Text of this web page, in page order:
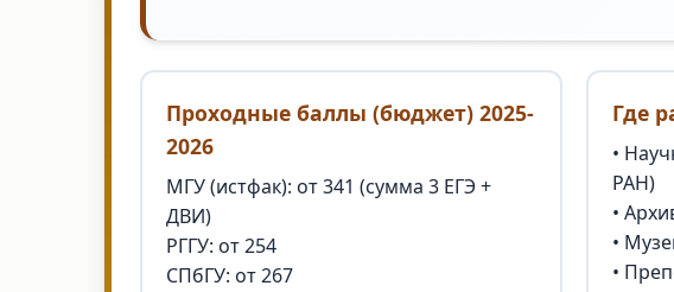
Проходные баллы (бюджет) 2025-
2026
МГУ (истфак): от 341 (сумма 3 ЕГЭ +
ДВИ)
РГГУ: от 254
СПбГУ: от 267
Где
•
РАН)
•
•
•